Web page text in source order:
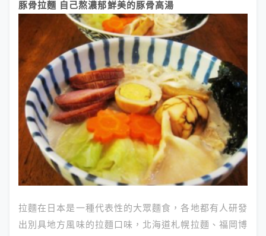
豚骨拉麵 自己熬濃郁鮮美的豚骨高湯
拉麵在日本是一種代表性的大眾麵食，各地都有人研發
出別具地方風味的拉麵口味，北海道札幌拉麵、福岡博